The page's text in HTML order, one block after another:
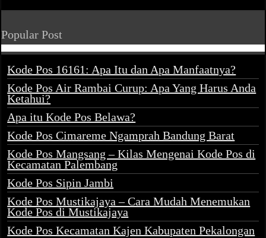
Popular Post
Kode Pos 16161: Apa Itu dan Apa Manfaatnya?
Kode Pos Air Rambai Curup: Apa Yang Harus Anda
Ketahui?
Apa itu Kode Pos Belawa?
Kode Pos Cimareme Ngamprah Bandung Barat
Kode Pos Mangsang – Kilas Mengenai Kode Pos di
Kecamatan Palembang
Kode Pos Sipin Jambi
Kode Pos Mustikajaya – Cara Mudah Menemukan
Kode Pos di Mustikajaya
Kode Pos Kecamatan Kajen Kabupaten Pekalongan